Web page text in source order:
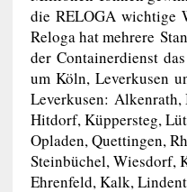
die RELOGA wichtige
Reloga hat mehrere
der Containerdienst
um Köln, Leverkusen
Leverkusen:
Hitdorf, Küppersteg,
Opladen, Quettingen,
Steinbüchel, Wiesdorf,
Ehrenfeld, Kalk,